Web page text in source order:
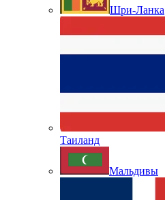
Шри-Ланка
Таиланд
Мальдивы